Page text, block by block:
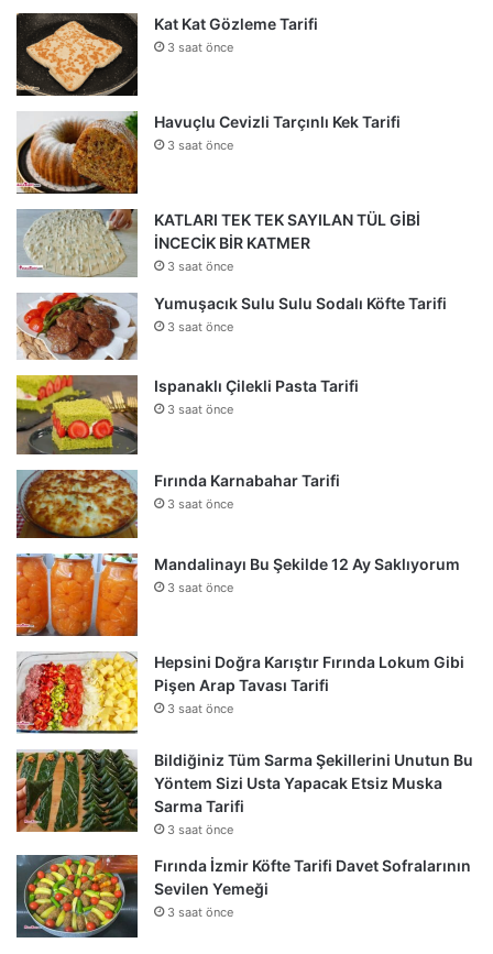
Kat Kat Gözleme Tarifi
3 saat önce
Havuçlu Cevizli Tarçınlı Kek Tarifi
3 saat önce
KATLARI TEK TEK SAYILAN TÜL GİBİ
İNCECİK BİR KATMER
3 saat önce
Yumuşacık Sulu Sulu Sodalı Köfte Tarifi
3 saat önce
Ispanaklı Çilekli Pasta Tarifi
3 saat önce
Fırında Karnabahar Tarifi
3 saat önce
Mandalinayı Bu Şekilde 12 Ay Saklıyorum
3 saat önce
Hepsini Doğra Karıştır Fırında Lokum Gibi
Pişen Arap Tavası Tarifi
3 saat önce
Bildiğiniz Tüm Sarma Şekillerini Unutun Bu
Yöntem Sizi Usta Yapacak Etsiz Muska
Sarma Tarifi
3 saat önce
Fırında İzmir Köfte Tarifi Davet Sofralarının
Sevilen Yemeği
3 saat önce